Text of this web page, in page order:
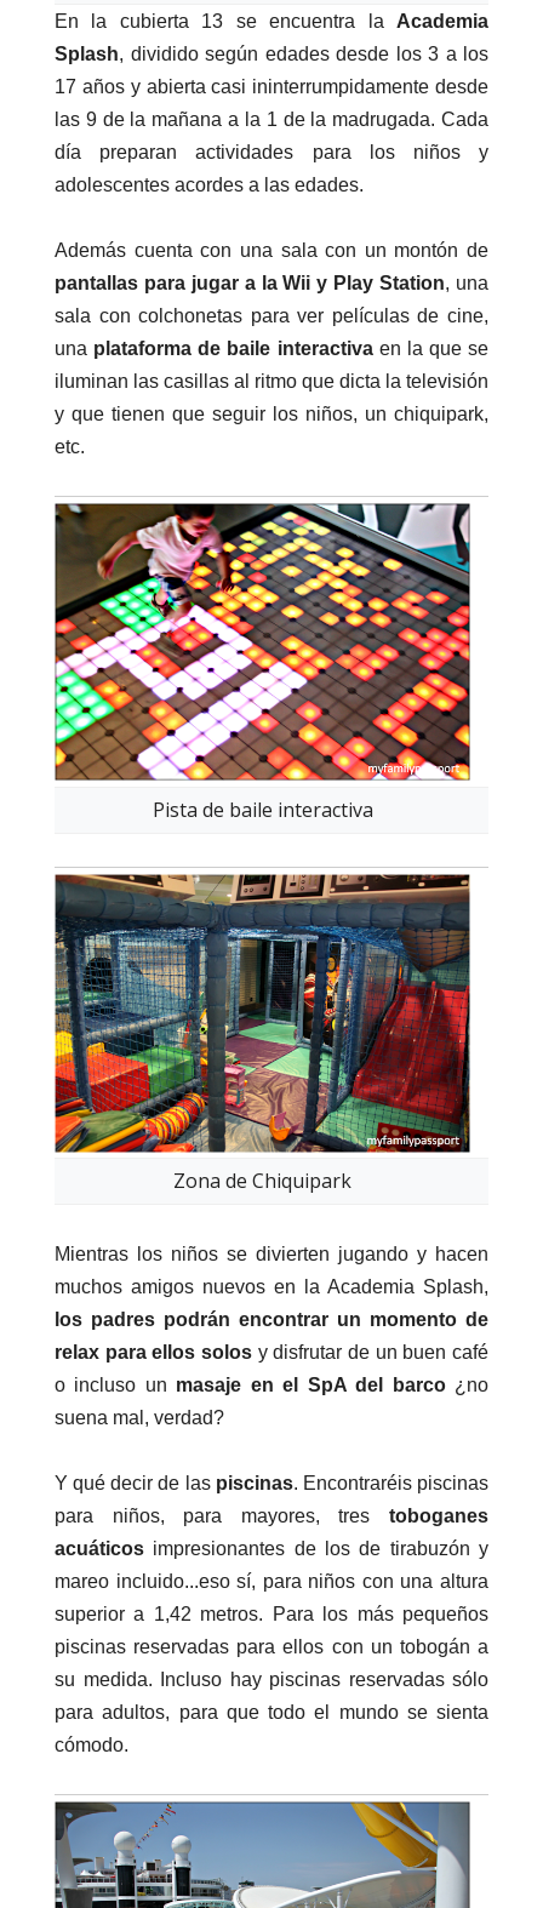
En la cubierta 13 seencuentra laAcademia
Splash, dividido según edades desde los 3 a los
17 años y abierta casi ininterrumpidamente desde
las 9 de la mañana a la 1 de la madrugada. Cada
día preparan actividades para los niños y
adolescentes acordes a las edades.
Además cuenta con una sala con un montón de
pantallas para jugar a la Wii y Play Station, una
sala con colchonetas para ver películas de cine,
una plataforma de baile interactivaen la que se
iluminan las casillas al ritmo que dicta la televisión
y que tienen que seguir los niños, un chiquipark,
etc.
Pista de baile interactiva
Zona de Chiquipark
Mientras los niños se divierten jugando y hacen
muchos amigos nuevos en la Academia Splash,
los padres podrán encontrar un momento de
relax para ellos solos y disfrutar de un buen café
o incluso un masaje en el SpA del barco ¿no
suena mal, verdad?
Y qué decir de las piscinas. Encontraréis piscinas
para niños, para mayores, tres toboganes
acuáticos impresionantes de los de tirabuzón y
mareo incluido...eso sí, para niños con una altura
superior a 1,42 metros. Para los más pequeños
piscinas reservadas para ellos con un tobogán a
su medida. Incluso hay piscinas reservadas sólo
para adultos, para que todo el mundo se sienta
cómodo.